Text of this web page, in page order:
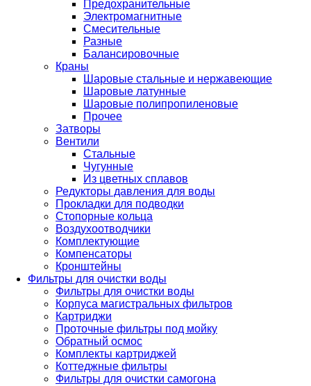
Предохранительные
Электромагнитные
Смесительные
Разные
Балансировочные
Краны
Шаровые стальные и нержавеющие
Шаровые латунные
Шаровые полипропиленовые
Прочее
Затворы
Вентили
Стальные
Чугунные
Из цветных сплавов
Редукторы давления для воды
Прокладки для подводки
Стопорные кольца
Воздухоотводчики
Комплектующие
Компенсаторы
Кронштейны
Фильтры для очистки воды
Фильтры для очистки воды
Корпуса магистральных фильтров
Картриджи
Проточные фильтры под мойку
Обратный осмос
Комплекты картриджей
Коттеджные фильтры
Фильтры для очистки самогона